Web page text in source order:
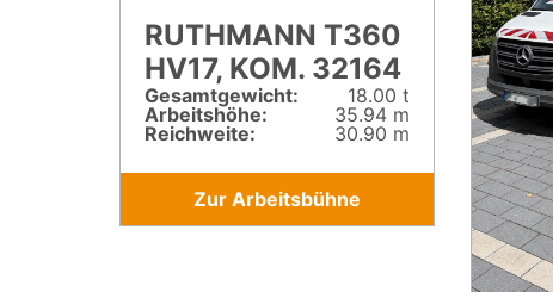
RUTHMANN T360
HV17, KOM. 32164
Gesamt­gewicht:
18.00 t
Arbeitshöhe:
35.94 m
Reichweite:
30.90 m
Zur Arbeitsbühne